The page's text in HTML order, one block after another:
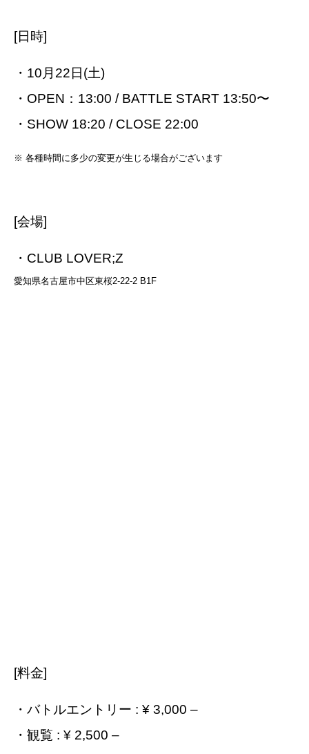
[日時]
・10月22日(土)
・OPEN：13:00 / BATTLE START 13:50〜
・SHOW 18:20 / CLOSE 22:00
※ 各種時間に多少の変更が生じる場合がございます
[会場]
・CLUB LOVER;Z
愛知県名古屋市中区東桜2-22-2 B1F
[料金]
・バトルエントリー : ¥ 3,000 –
・観覧 : ¥ 2,500 –